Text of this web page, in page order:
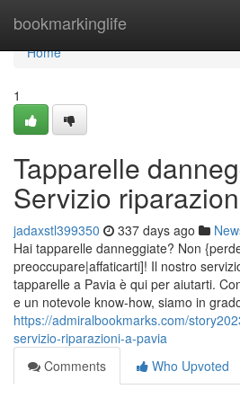
bookmarkinglife
Home
Home
1
Tapparelle
Servizio
jadaxstl399350 337 days ago
Hai tapparelle danneggiate? Non
preoccupare|affaticarti]! Il nostro
tapparelle a Pavia è qui per aiutarti.
e un notevole know-how, siamo in
https://admiralbookmarks.com/
servizio-riparazioni-a-pavia
Comments
Who Upvoted